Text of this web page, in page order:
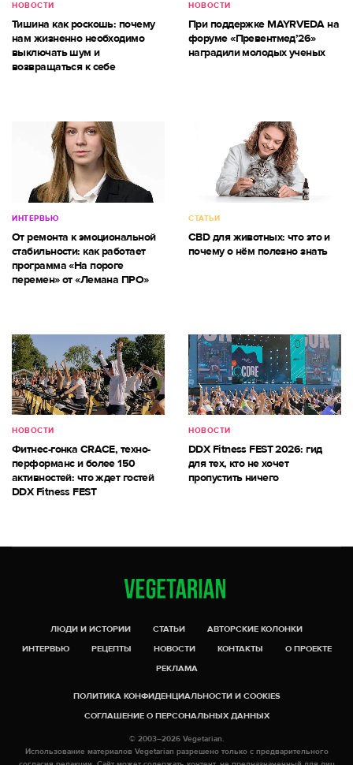
НОВОСТИ
Тишина как роскошь: почему
нам жизненно необходимо
выключать шум и
возвращаться к себе
НОВОСТИ
При поддержке MAYRVEDA на
форуме «Превентмед’26»
наградили молодых ученых
ИНТЕРВЬЮ
От ремонта к эмоциональной
стабильности: как работает
программа «На пороге
перемен» от «Лемана ПРО»
СТАТЬИ
CBD для животных: что это и
почему о нём полезно знать
НОВОСТИ
Фитнес-гонка CRACE, техно-
перформанс и более 150
активностей: что ждет гостей
DDX Fitness FEST
НОВОСТИ
DDX Fitness FEST 2026: гид
для тех, кто не хочет
пропустить ничего
ЛЮДИ И ИСТОРИИ СТАТЬИ
АВТОРСКИЕ КОЛОНКИ
ИНТЕРВЬЮ
РЕЦЕПТЫ НОВОСТИ КОНТАКТЫ
О ПРОЕКТЕ
РЕКЛАМА
ПОЛИТИКА КОНФИДЕНЦИАЛЬНОСТИ И COOKIES
СОГЛАШЕНИЕ О ПЕРСОНАЛЬНЫХ ДАННЫХ
© 2003–2026 Vegetarian.
Использование материалов Vegetarian разрешено только с предварительного